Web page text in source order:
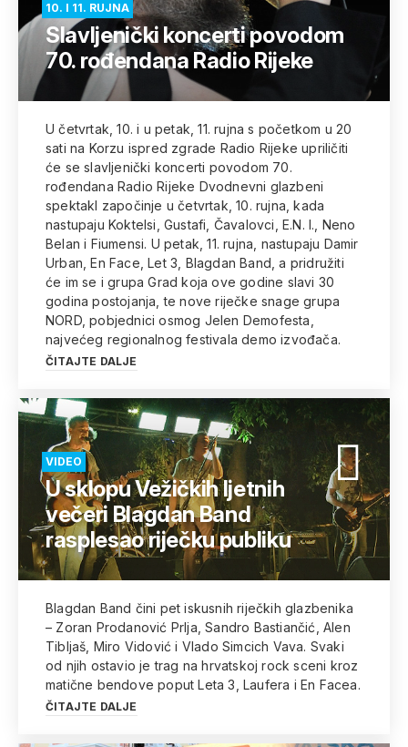
10. I 11. RUJNA
Slavljenički koncerti povodom
70. rođendana Radio Rijeke
U četvrtak, 10. i u petak, 11. rujna s početkom u 20
sati na Korzu ispred zgrade Radio Rijeke upriličiti
će se slavljenički koncerti povodom 70.
rođendana Radio Rijeke Dvodnevni glazbeni
spektakl započinje u četvrtak, 10. rujna, kada
nastupaju Koktelsi, Gustafi, Čavalovci, E.N. I., Neno
Belan i Fiumensi. U petak, 11. rujna, nastupaju Damir
Urban, En Face, Let 3, Blagdan Band, a pridružiti
će im se i grupa Grad koja ove godine slavi 30
godina postojanja, te nove riječke snage grupa
NORD, pobjednici osmog Jelen Demofesta,
najvećeg regionalnog festivala demo izvođača.
ČITAJTE DALJE
VIDEO
U sklopu Vežičkih ljetnih
večeri Blagdan Band
rasplesao riječku publiku
Blagdan Band čini pet iskusnih riječkih glazbenika
– Zoran Prodanović Prlja, Sandro Bastiančić, Alen
Tibljaš, Miro Vidović i Vlado Simcich Vava. Svaki
od njih ostavio je trag na hrvatskoj rock sceni kroz
matične bendove poput Leta 3, Laufera i En Facea.
ČITAJTE DALJE